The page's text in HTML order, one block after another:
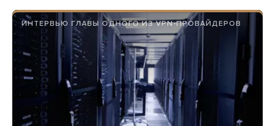
ИНТЕРВЬЮ ГЛАВЫ ОДНОГО ИЗ VPN-ПРОВАЙДЕРОВ